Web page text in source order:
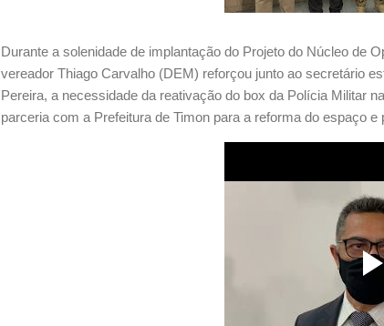
Durante a solenidade de implantação do Projeto do Núcleo de
vereador Thiago Carvalho (DEM) reforçou junto ao secretário
Pereira, a necessidade da reativação do box da Polícia Militar
parceria com a Prefeitura de Timon para a reforma do espaço